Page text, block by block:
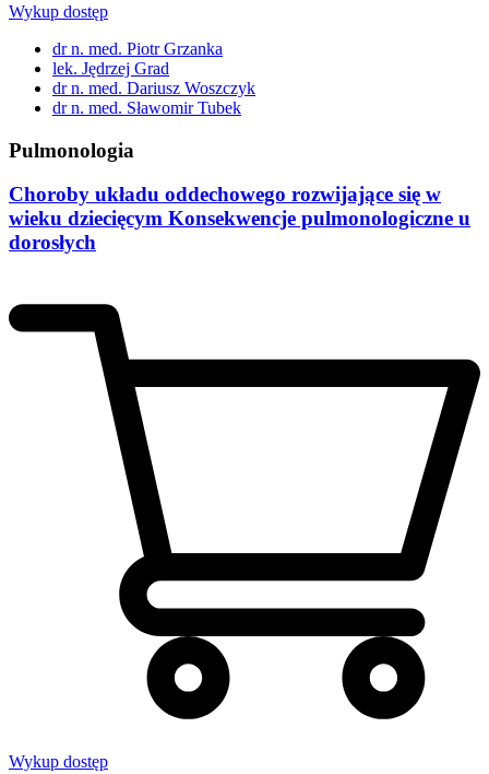
Wykup dostęp
dr n. med. Piotr Grzanka
lek. Jędrzej Grad
dr n. med. Dariusz Woszczyk
dr n. med. Sławomir Tubek
Pulmonologia
Choroby układu oddechowego rozwijające się w
wieku dziecięcym Konsekwencje pulmonologiczne u
dorosłych
Wykup dostęp